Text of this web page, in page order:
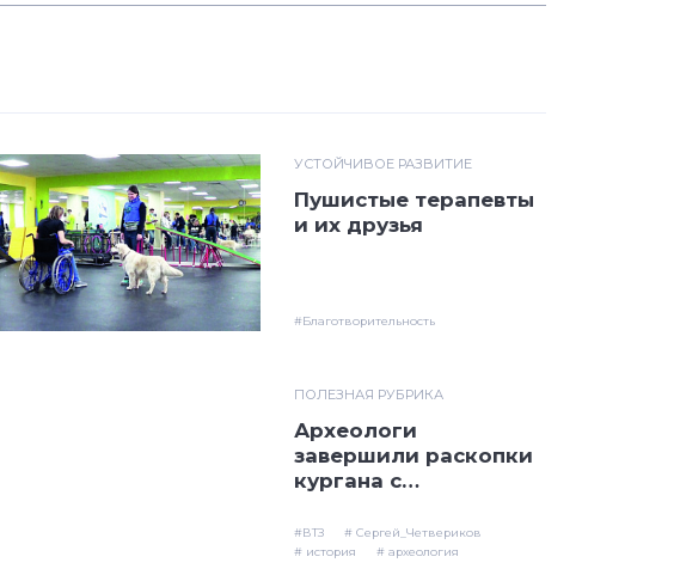
УСТОЙЧИВОЕ РАЗВИТИЕ
Пушистые терапевты
и их друзья
#Благотворительность
ПОЛЕЗНАЯ РУБРИКА
Археологи
завершили раскопки
кургана с
сарматов на ВТЗ
#ВТЗ
# Сергей_Четвериков
# история
# археология